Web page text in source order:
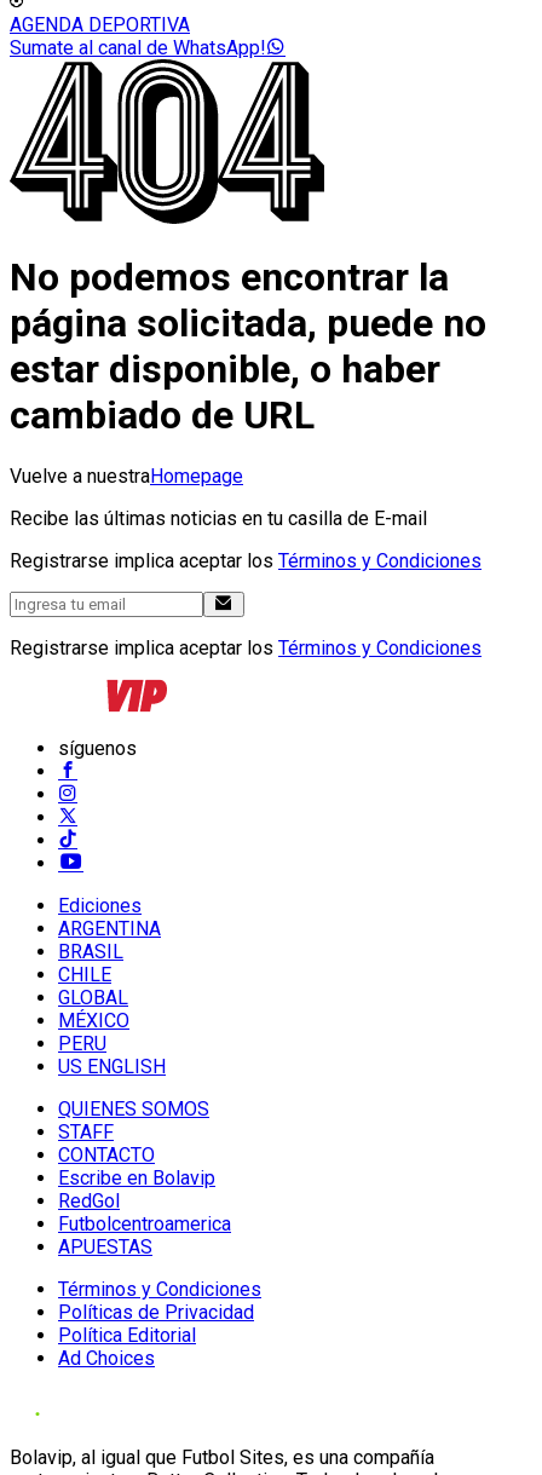
AGENDA DEPORTIVA
Sumate al canal de WhatsApp!
No podemos encontrar la
página solicitada, puede no
estar disponible, o haber
cambiado de URL
Vuelve a nuestraHomepage
Recibe las últimas noticias en tu casilla de E-mail
Registrarse implica aceptar los Términos y Condiciones
Registrarse implica aceptar los Términos y Condiciones
síguenos
Ediciones
ARGENTINA
BRASIL
CHILE
GLOBAL
MÉXICO
PERU
US ENGLISH
QUIENES SOMOS
STAFF
CONTACTO
Escribe en Bolavip
RedGol
Futbolcentroamerica
APUESTAS
Términos y Condiciones
Políticas de Privacidad
Política Editorial
Ad Choices
Bolavip, al igual que Futbol Sites, es una compañía